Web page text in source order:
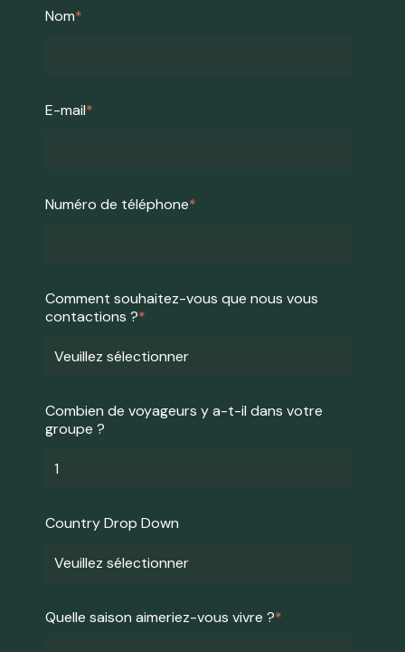
Nom*
E-mail*
Numéro de téléphone*
Comment souhaitez-vous que nous vous
contactions ?*
Combien de voyageurs y a-t-il dans votre
groupe ?
Country Drop Down
Quelle saison aimeriez-vous vivre ?*